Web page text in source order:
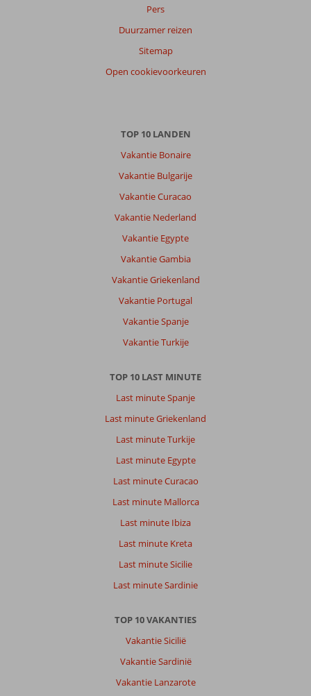
Pers
Duurzamer reizen
Sitemap
Open cookievoorkeuren
TOP 10 LANDEN
Vakantie Bonaire
Vakantie Bulgarije
Vakantie Curacao
Vakantie Nederland
Vakantie Egypte
Vakantie Gambia
Vakantie Griekenland
Vakantie Portugal
Vakantie Spanje
Vakantie Turkije
TOP 10 LAST MINUTE
Last minute Spanje
Last minute Griekenland
Last minute Turkije
Last minute Egypte
Last minute Curacao
Last minute Mallorca
Last minute Ibiza
Last minute Kreta
Last minute Sicilie
Last minute Sardinie
TOP 10 VAKANTIES
Vakantie Sicilië
Vakantie Sardinië
Vakantie Lanzarote